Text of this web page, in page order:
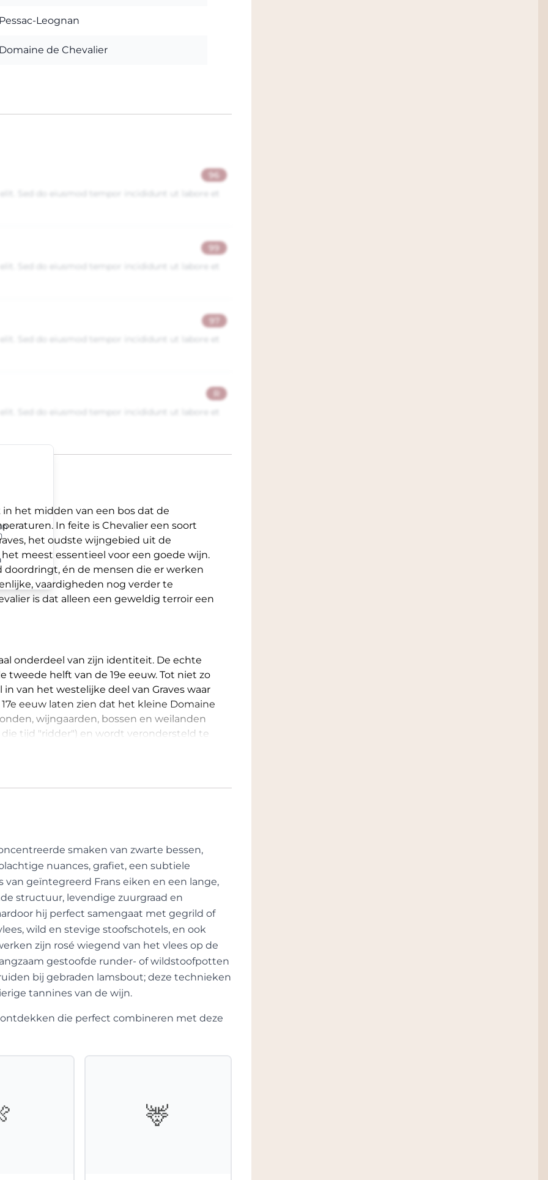
Pessac-Leognan
Domaine de Chevalier
96
Sed do eiusmod tempor incididunt ut labore et
99
Sed do eiusmod tempor incididunt ut labore et
97
Sed do eiusmod tempor incididunt ut labore et
Sed do eiusmod tempor incididunt ut labore et
het midden van een bos dat de
In feite is Chevalier een soort
het oudste wijngebied uit de
meest essentieel voor een goede wijn.
én de mensen die er werken
vaardigheden nog verder te
is dat alleen een geweldig terroir een
onderdeel van zijn identiteit. De echte
helft van de 19e eeuw. Tot niet zo
van het westelijke deel van Graves waar
eeuw laten zien dat het kleine Domaine
wijngaarden, bossen en weilanden
tijd "ridder") en wordt verondersteld te
grenst.
is hoe het in relatief korte tijd roem
beheerd door een beperkt aantal
beheerd vanaf het moment dat het in
totdat het door de familie Bernard werd
de echte schepper van Chevalier. Zijn
dienst is geweest, was echter
Jeans reputatie.
Claude en was zeer gerespecteerd en
Onder zijn leiding werd het landgoed
van Graves uit 1953. Het is ook
internationale dimensie heeft
de familie Bernard en werd Olivier
kelder gedaan. Er werd aanzienlijk
werden opnieuw bekeken.
smaken van zwarte bessen,
nuances, grafiet, een subtiele
geïntegreerd Frans eiken en een lange,
structuur, levendige zuurgraad en
hij perfect samengaat met gegrild of
wild en stevige stoofschotels, en ook
zijn rosé wiegend van het vlees op de
gestoofde runder- of wildstoofpotten
bij gebraden lamsbout; deze technieken
tannines van de wijn.
die perfect combineren met deze
🦌